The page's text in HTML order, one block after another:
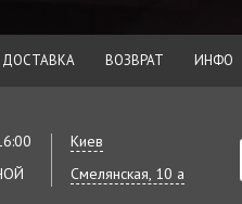
ДОСТАВКА ВОЗВРАТ ИНФО
Киев
Смелянская, 10 а